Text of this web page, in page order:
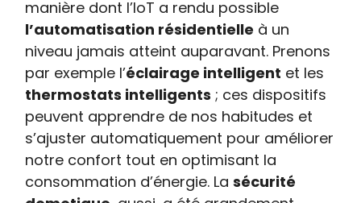
manière dont l’IoT a rendu possible
l’automatisation résidentielle à un
niveau jamais atteint auparavant. Prenons
par exemple l’éclairage intelligent et les
thermostats intelligents ; ces dispositifs
peuvent apprendre de nos habitudes et
s’ajuster automatiquement pour améliorer
notre confort tout en optimisant la
consommation d’énergie. Lasécurité